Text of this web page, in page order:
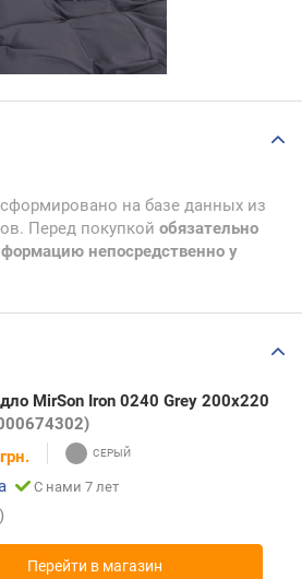
на базе данных из
Перед покупкой обязательно
непосредственно у
MirSon Iron 0240 Grey 200х220
грн.
С нами 7 лет
Перейти в магазин